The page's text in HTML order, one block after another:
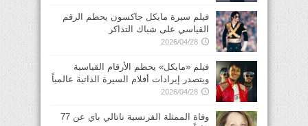
فيلم سيرة مايكل جاكسون يحطم الرقم
القياسي على شباك التذاكر
2026/04/28
فيلم «مايكل» يحطم الأرقام القياسية
ويتصدر إيرادات أفلام السيرة الذاتية عالمياً
2026/04/28
وفاة الممثلة الفرنسية ناتالي باي عن 77